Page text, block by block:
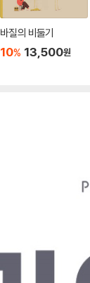
바질의 비둘기
10% 13,500원